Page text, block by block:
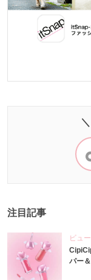
注目記事
ビュ
パー